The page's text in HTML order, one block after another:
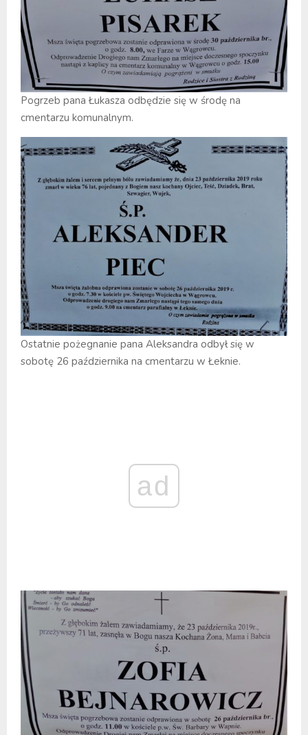
Pogrzeb pana Łukasza odbędzie się w środę na
cmentarzu komunalnym.
Ostatnie pożegnanie pana Aleksandra odbył się w
sobotę 26 października na cmentarzu w Łeknie.
ad